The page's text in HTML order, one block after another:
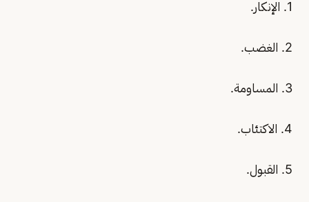
1. الإنكار.
2. الغضب.
3. المساومة.
4. الاكتئاب.
5. القبول.